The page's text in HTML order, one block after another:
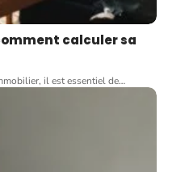
calculer sa
il est essentiel de…